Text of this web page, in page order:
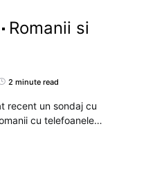
Romanii si
2 minute read
recent un sondaj cu
cu telefoanele…